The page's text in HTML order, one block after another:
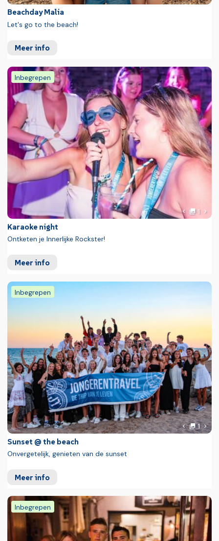
Beachday Malia
Let's go to the beach!
Meer info
Vorige foto
Karaoke night
Ontketen je Innerlijke Rockster!
Meer info
Inbegrepen
Vorige foto
1 Foto
Sunset @ the beach
Onvergetelijk, genieten van de sunset
Meer info
Inbegrepen
Vorige foto
1Foto
Inbegrepen